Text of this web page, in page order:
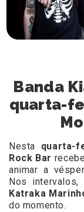
Banda
quarta-
Nesta quarta-
Rock Bar
animar a
Nos
Katraka
do momento.